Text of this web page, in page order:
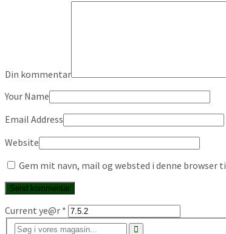
Din kommentar
Your Name
Email Address
Website
Gem mit navn, mail og websted i denne
Current ye@r *